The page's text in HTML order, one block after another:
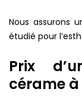
Nous assurons
étudié pour
Prix
cérame